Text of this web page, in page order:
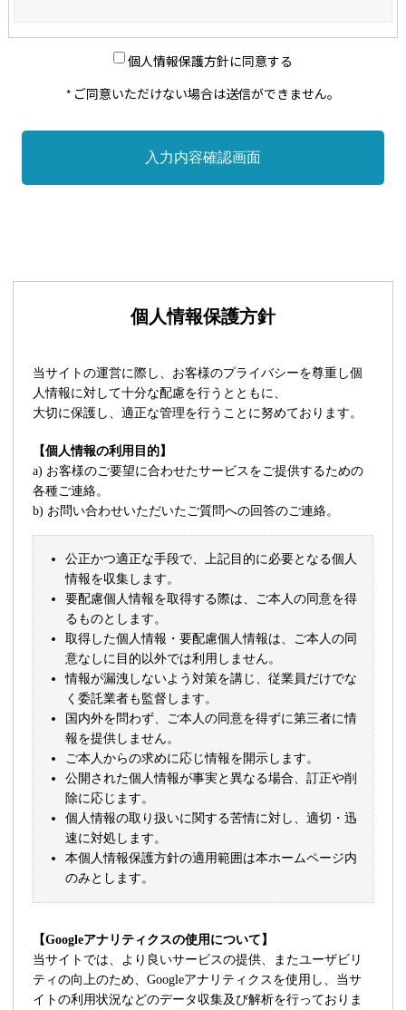
個人情報保護方針に同意する
* ご同意いただけない場合は送信ができません。
個人情報保護方針
当サイトの運営に際し、お客様のプライバシーを尊重し個
人情報に対して十分な配慮を行うとともに、
大切に保護し、適正な管理を行うことに努めております。
【個人情報の利用目的】
a) お客様のご要望に合わせたサービスをご提供するための
各種ご連絡。
b) お問い合わせいただいたご質問への回答のご連絡。
公正かつ適正な手段で、上記目的に必要となる個人
情報を収集します。
要配慮個人情報を取得する際は、ご本人の同意を得
るものとします。
取得した個人情報・要配慮個人情報は、ご本人の同
意なしに目的以外では利用しません。
情報が漏洩しないよう対策を講じ、従業員だけでな
く委託業者も監督します。
国内外を問わず、ご本人の同意を得ずに第三者に情
報を提供しません。
ご本人からの求めに応じ情報を開示します。
公開された個人情報が事実と異なる場合、訂正や削
除に応じます。
個人情報の取り扱いに関する苦情に対し、適切・迅
速に対処します。
本個人情報保護方針の適用範囲は本ホームページ内
のみとします。
【Googleアナリティクスの使用について】
当サイトでは、より良いサービスの提供、またユーザビリ
ティの向上のため、Googleアナリティクスを使用し、当サ
イトの利用状況などのデータ収集及び解析を行っておりま